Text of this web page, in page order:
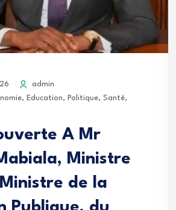
admin
, Education, Politique, Santé,
A Mr
Ministre
de la